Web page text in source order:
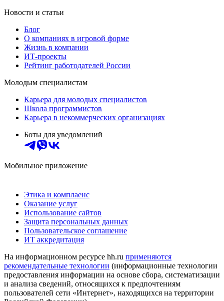
Новости и статьи
Блог
О компаниях в игровой форме
Жизнь в компании
ИТ-проекты
Рейтинг работодателей России
Молодым специалистам
Карьера для молодых специалистов
Школа программистов
Карьера в некоммерческих организациях
Боты для уведомлений
Мобильное приложение
Этика и комплаенс
Оказание услуг
Использование сайтов
Защита персональных данных
Пользовательское соглашение
ИТ аккредитация
На информационном ресурсе hh.ru применяются
рекомендательные технологии (информационные технологии
предоставления информации на основе сбора, систематизации
и анализа сведений, относящихся к предпочтениям
пользователей сети «Интернет», находящихся на территории